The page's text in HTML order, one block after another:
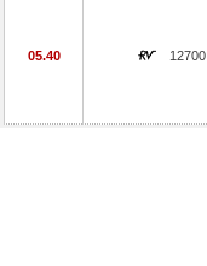
05.40 12700